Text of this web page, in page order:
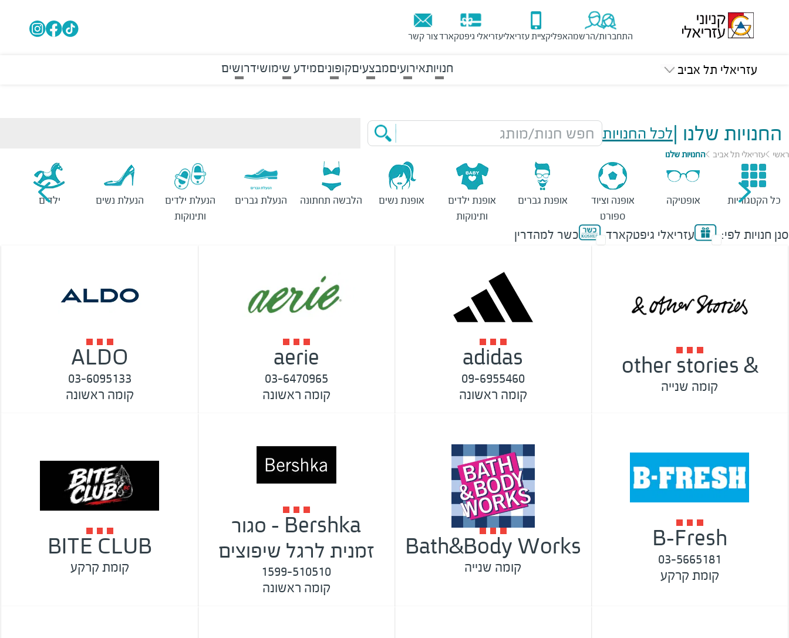
התחברות/הרשמהאפליקציית עזריאליעזריאלי גיפטקארדצור קשר
עזריאלי תל אביב חנויותאירועיםמבצעיםקופוניםמידע שימושידרושים
החנויות שלנו |לכל החנויות חפש חנות/מותג
ראשי עזריאלי תל אביב החנויות שלנו
כל הקטגוריות אופטיקה
אופנה וציוד
ספורט
אופנת גברים
אופנת ילדים
ותינוקות
אופנת נשים הלבשה תחתונה הנעלת גברים
הנעלת ילדים
ותינוקות
הנעלת נשים ילדים
סנן חנויות לפי: עזריאלי גיפטקארד כשר למהדרין
& other stories
קומה שנייה
adidas
09-6955460
קומה ראשונה
aerie
03-6470965
קומה ראשונה
ALDO
03-6095133
קומה ראשונה
B-Fresh
03-5665181
קומת קרקע
Bath&Body Works
קומה שנייה
Bershka - סגור
זמנית לרגל שיפוצים
1599-510510
קומה ראשונה
BITE CLUB
קומת קרקע